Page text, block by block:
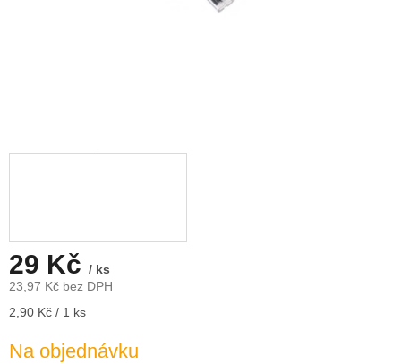
29 Kč / ks
23,97 Kč bez DPH
Měrná
2,90 Kč / 1 ks
Na objednávku